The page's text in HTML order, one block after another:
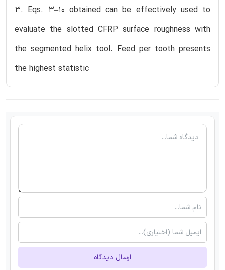
3. Eqs. 3–10 obtained can be effectively used to
evaluate the slotted CFRP surface roughness with
the segmented helix tool. Feed per tooth presents
the highest statistic
ارسال دیدگاه